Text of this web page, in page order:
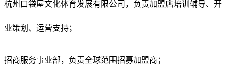
杭州口袋屋文化体育发展有限公司，负责加盟店培训辅导、开
业策划、运营支持；
招商服务事业部，负责全球范围招募加盟商；